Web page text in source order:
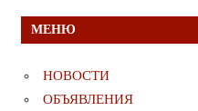
МЕНЮ
НОВОСТИ
ОБЪЯВЛЕНИЯ